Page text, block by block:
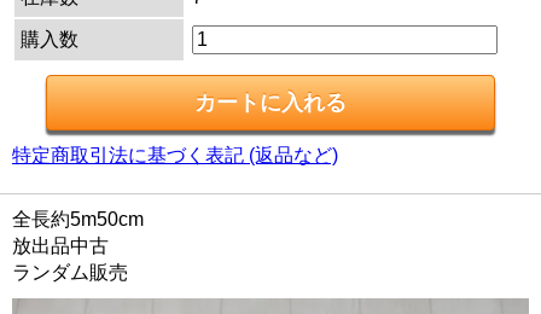
購入数
特定商取引法に基づく表記 (返品など)
全長約5m50cm
放出品中古
ランダム販売